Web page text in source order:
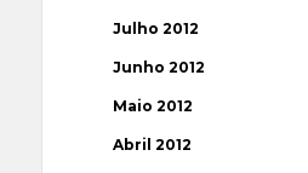
Julho 2012
Junho 2012
Maio 2012
Abril 2012